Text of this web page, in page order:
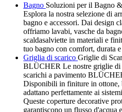
Bagno Soluzioni per il Bagno
Esplora la nostra selezione di
bagno e accessori. Dai design
offriamo lavabi, vasche da
scaldasalviette in materiali e
tuo bagno con comfort, durata
Griglia di scarico Griglie di
BLÜCHER Le nostre griglie di
scarichi a pavimento
Disponibili in finiture in ottone,
adattano perfettamente ai
Queste coperture decorative
garantiscono un flusso d'acqua